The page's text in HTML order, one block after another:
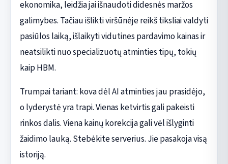
ekonomika, leidžia jai išnaudoti didesnės maržos
galimybes. Tačiau išlikti viršūnėje reikš tiksliai valdyti
pasiūlos laiką, išlaikyti vidutines pardavimo kainas ir
neatsilikti nuo specializuotų atminties tipų, tokių
kaip HBM.
Trumpai tariant: kova dėl AI atminties jau prasidėjo,
o lyderystė yra trapi. Vienas ketvirtis gali pakeisti
rinkos dalis. Viena kainų korekcija gali vėl išlyginti
žaidimo lauką. Stebėkite serverius. Jie pasakoja visą
istoriją.